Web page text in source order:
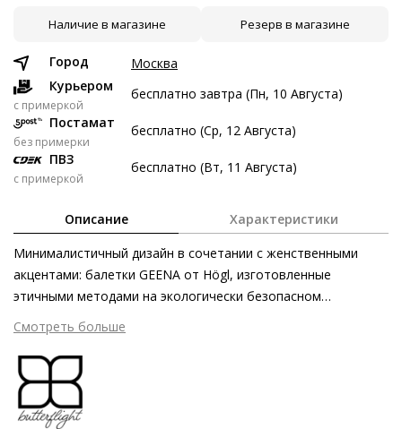
9 авг
23 авг
20 сен
Без переплат
Долями
Разделите стоимость покупки
Заплатите сейчас только часть, а оставшееся будем
Затем по 3 122 ₽ раз в 2 недели
Подробнее о сервисе можно узнать на
Наличие в магазине Резерв в магазине
Город
Москва
Курьером
c примеркой
бесплатно завтра (Пн, 10 Августа)
Постамат
без примерки
бесплатно (Ср, 12 Августа)
ПВЗ
с примеркой
бесплатно (Вт, 11 Августа)
Описание Характеристики
Минималистичный дизайн в сочетании с женственными
акцентами: балетки GEENA от Högl, изготовленные
этичными методами на экологически безопасном
производстве, покоряют мягкостью гладкой кожи и
лаконичностью кроя. Изюминка модели – драпированные
ремешки в стиле Мэри Джейн. Благодаря технологии
«сакетто» эта пара станет незаменимым аксессуаром в
вашем гардеробе, который будет дарить лёгкость и
мягкость в течение всего дня. Стелька из пены с эффектом
Смотреть больше